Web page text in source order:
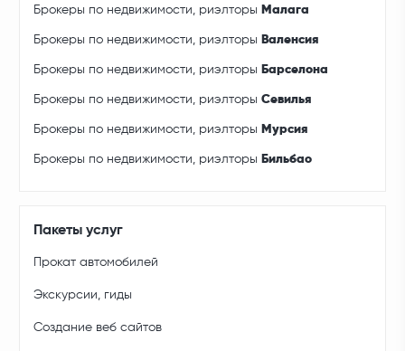
Брокеры по недвижимости, риэлторы Малага
Брокеры по недвижимости, риэлторы Валенсия
Брокеры по недвижимости, риэлторы Барселона
Брокеры по недвижимости, риэлторыСевилья
Брокеры по недвижимости, риэлторы Мурсия
Брокеры по недвижимости, риэлторы Бильбао
Пакеты услуг
Прокат автомобилей
Экскурсии, гиды
Создание веб сайтов